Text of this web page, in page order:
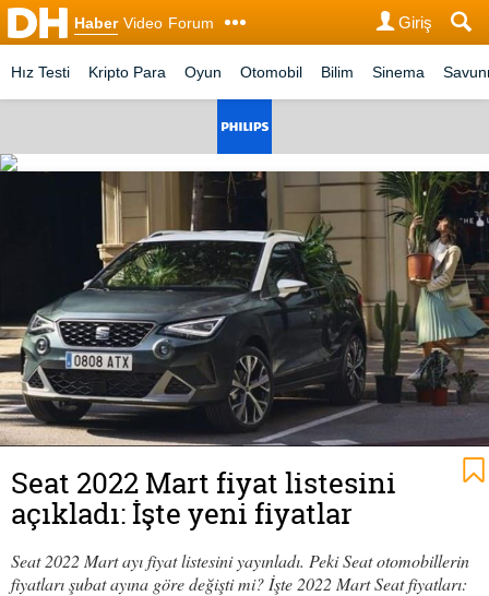
Haber Video Forum Giriş
Hız Testi Kripto Para Oyun Otomobil Bilim Sinema
Seat 2022 Mart fiyat listesini
açıkladı: İşte yeni fiyatlar
Seat 2022 Mart ayı fiyat listesini yayınladı. Peki Seat otomobillerin
fiyatları şubat ayına göre değişti mi? İşte 2022 Mart Seat fiyatları: